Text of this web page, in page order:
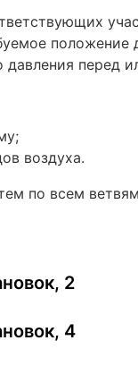
положение
перед
воздуха.
по всем
2
4